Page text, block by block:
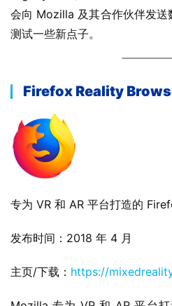
会向 Mozilla 及其合作伙伴发送
测试一些新点子。
Firefox Reality
专为 VR 和 AR 平台打造的
发布时间：2018 年 4 月
主页/下载： https://